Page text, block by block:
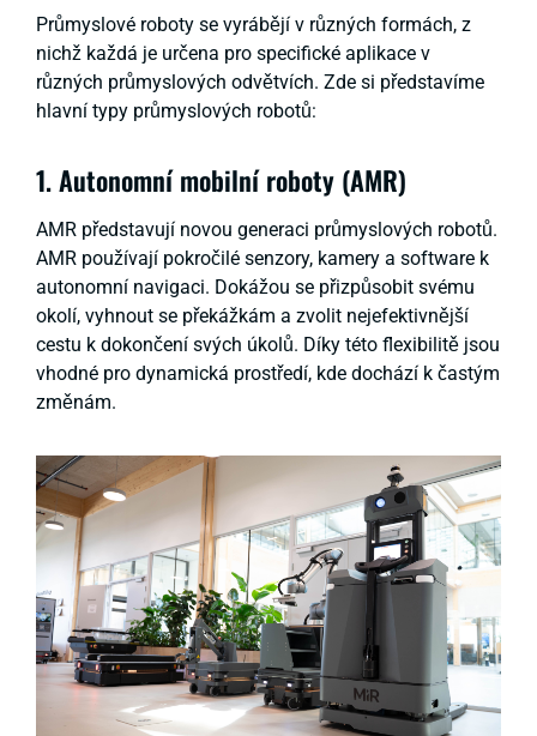
Průmyslové roboty se vyrábějí v různých formách, z
nichž každá je určena pro specifické aplikace v
různých průmyslových odvětvích. Zde si představíme
hlavní typy průmyslových robotů:
1. Autonomní mobilní roboty (AMR)
AMR představují novou generaci průmyslových robotů.
AMR používají pokročilé senzory, kamery a software k
autonomní navigaci. Dokážou se přizpůsobit svému
okolí, vyhnout se překážkám a zvolit nejefektivnější
cestu k dokončení svých úkolů. Díky této flexibilitě jsou
vhodné pro dynamická prostředí, kde dochází k častým
změnám.